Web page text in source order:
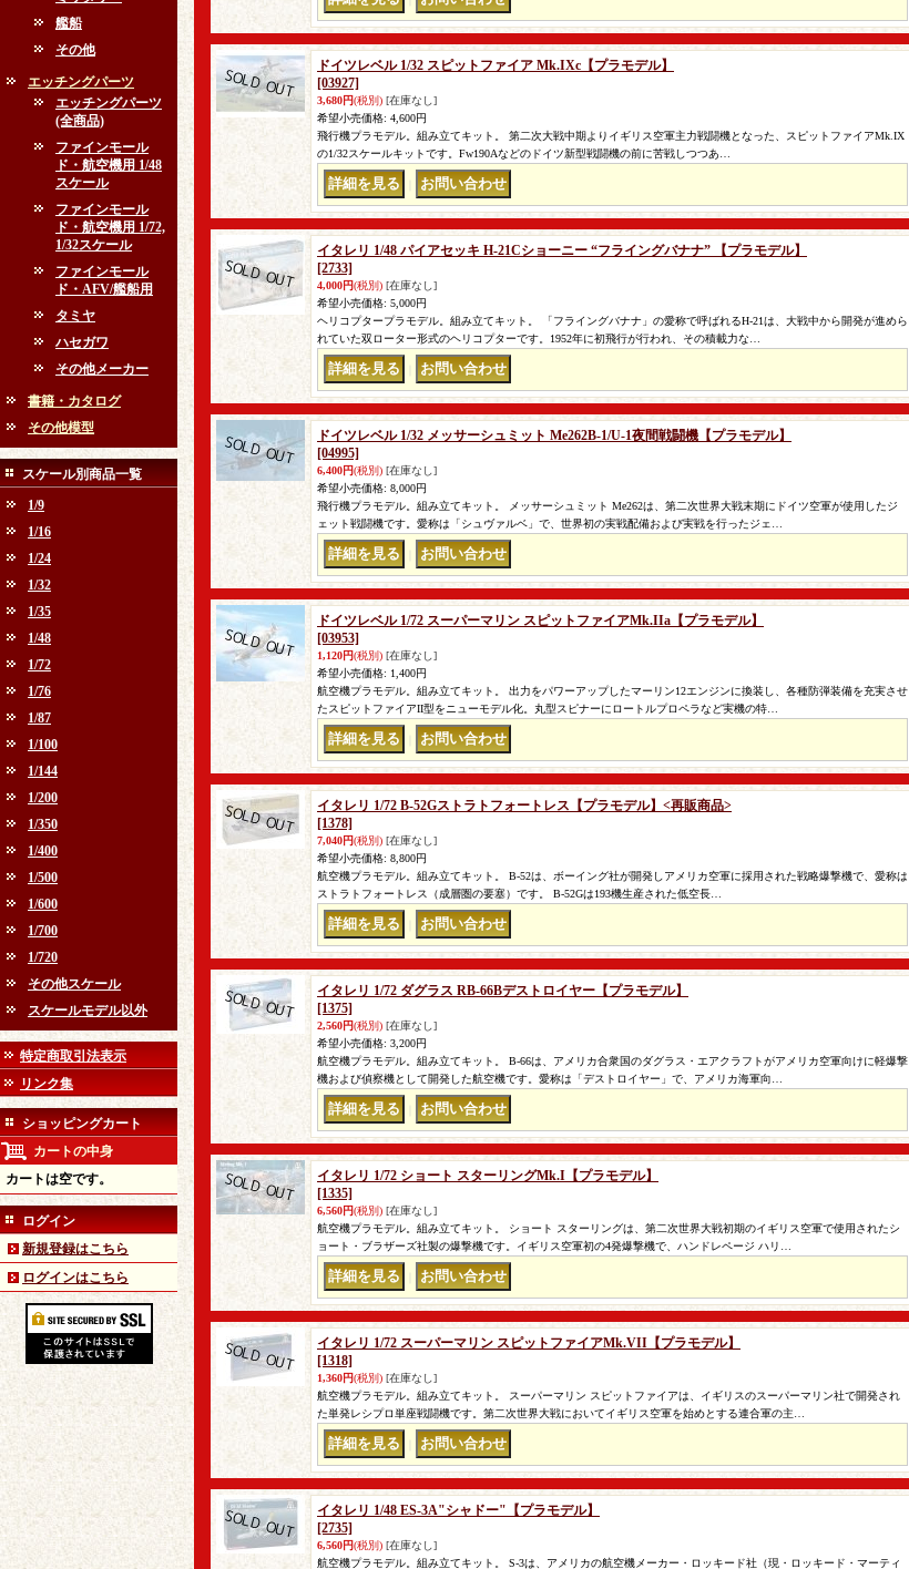
艦船
その他
エッチングパーツ
エッチングパーツ
(全商品)
ファインモール
ド・航空機用 1/48
スケール
ファインモール
ド・航空機用 1/72,
1/32スケール
ファインモール
ド・AFV/艦船用
タミヤ
ハセガワ
その他メーカー
書籍・カタログ
その他模型
スケール別商品一覧
1/9
1/16
1/24
1/32
1/35
1/48
1/72
1/76
1/87
1/100
1/144
1/200
1/350
1/400
1/500
1/600
1/700
1/720
その他スケール
スケールモデル以外
特定商取引法表示
リンク集
ショッピングカート
カートの中身
カートは空です。
ログイン
新規登録はこちら
ログインはこちら
ドイツレベル 1/32 スピットファイア Mk.IXc【プラモデル】
[03927]
3,680円(税別) [在庫なし]
希望小売価格: 4,600円
飛行機プラモデル。組み立てキット。 第二次大戦中期よりイギリス空軍主力戦闘機となった、スピットファイアMk.IX
の1/32スケールキットです。Fw190Aなどのドイツ新型戦闘機の前に苦戦しつつあ…
イタレリ 1/48 パイアセッキ H-21Cショーニー “フライングバナナ” 【プラモデル】
[2733]
4,000円(税別) [在庫なし]
希望小売価格: 5,000円
ヘリコプタープラモデル。組み立てキット。 「フライングバナナ」の愛称で呼ばれるH-21は、大戦中から開発が進めら
れていた双ローター形式のヘリコプターです。1952年に初飛行が行われ、その積載力な…
ドイツレベル 1/32 メッサーシュミット Me262B-1/U-1夜間戦闘機【プラモデル】
[04995]
6,400円(税別) [在庫なし]
希望小売価格: 8,000円
飛行機プラモデル。組み立てキット。 メッサーシュミット Me262は、第二次世界大戦末期にドイツ空軍が使用したジ
ェット戦闘機です。愛称は「シュヴァルベ」で、世界初の実戦配備および実戦を行ったジェ…
ドイツレベル 1/72 スーパーマリン スピットファイアMk.IIa【プラモデル】
[03953]
1,120円(税別) [在庫なし]
希望小売価格: 1,400円
航空機プラモデル。組み立てキット。 出力をパワーアップしたマーリン12エンジンに換装し、各種防弾装備を充実させ
たスピットファイアII型をニューモデル化。丸型スピナーにロートルプロペラなど実機の特…
イタレリ 1/72 B-52Gストラトフォートレス【プラモデル】<再販商品>
[1378]
7,040円(税別) [在庫なし]
希望小売価格: 8,800円
航空機プラモデル。組み立てキット。 B-52は、ボーイング社が開発しアメリカ空軍に採用された戦略爆撃機で、愛称は
ストラトフォートレス（成層圏の要塞）です。 B-52Gは193機生産された低空長…
イタレリ 1/72 ダグラス RB-66Bデストロイヤー【プラモデル】
[1375]
2,560円(税別) [在庫なし]
希望小売価格: 3,200円
航空機プラモデル。組み立てキット。 B-66は、アメリカ合衆国のダグラス・エアクラフトがアメリカ空軍向けに軽爆撃
機および偵察機として開発した航空機です。愛称は「デストロイヤー」で、アメリカ海軍向…
イタレリ 1/72 ショート スターリングMk.I【プラモデル】
[1335]
6,560円(税別) [在庫なし]
航空機プラモデル。組み立てキット。 ショート スターリングは、第二次世界大戦初期のイギリス空軍で使用されたシ
ョート・ブラザーズ社製の爆撃機です。イギリス空軍初の4発爆撃機で、ハンドレページ ハリ…
イタレリ 1/72 スーパーマリン スピットファイアMk.VII【プラモデル】
[1318]
1,360円(税別) [在庫なし]
航空機プラモデル。組み立てキット。 スーパーマリン スピットファイアは、イギリスのスーパーマリン社で開発され
た単発レシプロ単座戦闘機です。第二次世界大戦においてイギリス空軍を始めとする連合軍の主…
イタレリ 1/48 ES-3A"シャドー"【プラモデル】
[2735]
6,560円(税別) [在庫なし]
航空機プラモデル。組み立てキット。 S-3は、アメリカの航空機メーカー・ロッキード社（現・ロッキード・マーティ